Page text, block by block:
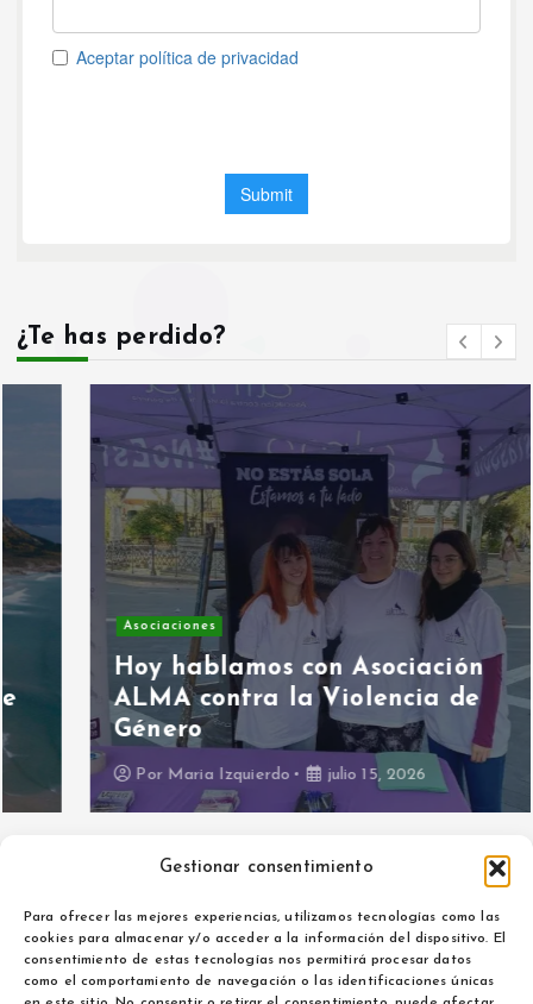
Gestionar consentimiento
Para ofrecer las mejores experiencias, utilizamos tecnologías como las
cookies para almacenar y/o acceder a la información del dispositivo. El
consentimiento de estas tecnologías nos permitirá procesar datos
como el comportamiento de navegación o las identificaciones únicas
¿Te has perdido?
Asociaciones
Hoy hablamos con Asociación
ALMA contra la Violencia de
Género
PorMaria Izquierdo julio 15, 2026
Aviso legal